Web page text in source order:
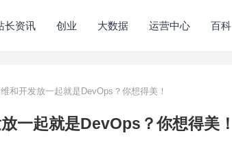
长资讯 创业 大数据 运营中心 百科
和开发放一起就是DevOps？你想得美！
一起就是DevOps？你想得美！